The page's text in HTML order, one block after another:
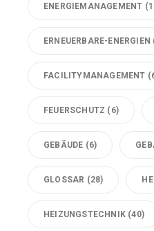
ENERGIEMANAGEMENT
ERNEUERBARE-ENERGIEN
FACILITYMANAGEMENT
FEUERSCHUTZ (6)
GEBÄUDE (6)
GLOSSAR (28)
HEIZUNGSTECHNIK (40)